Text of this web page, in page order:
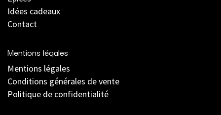
Idées cadeaux
Contact
Mentions légales
Mentions légales
Conditions générales de vente
Politique de confidentialité